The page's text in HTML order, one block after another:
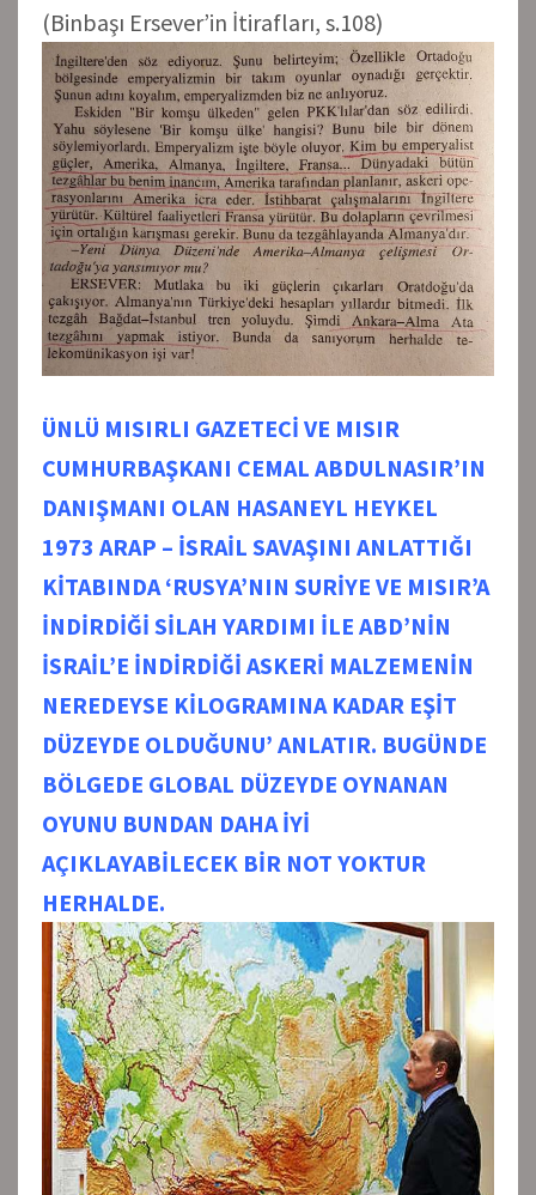
(Binbaşı Ersever’in İtirafları, s.108)
ÜNLÜ MISIRLI GAZETECİ VE MISIR
CUMHURBAŞKANI CEMAL ABDULNASIR’IN
DANIŞMANI OLAN HASANEYL HEYKEL
1973 ARAP – İSRAİL SAVAŞINI ANLATTIĞI
KİTABINDA ‘RUSYA’NIN SURİYE VE MISIR’A
İNDİRDİĞİ SİLAH YARDIMI İLE ABD’NİN
İSRAİL’E İNDİRDİĞİ ASKERİ MALZEMENİN
NEREDEYSE KİLOGRAMINA KADAR EŞİT
DÜZEYDE OLDUĞUNU’ ANLATIR. BUGÜNDE
BÖLGEDE GLOBAL DÜZEYDE OYNANAN
OYUNU BUNDAN DAHA İYİ
AÇIKLAYABİLECEK BİR NOT YOKTUR
HERHALDE.